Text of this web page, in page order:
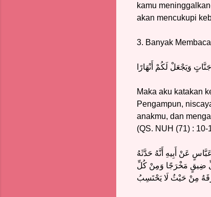
kamu
akan mencukupi
3. Banyak
وَيَجْعَلْ لَكُمْ أَنْهَارًا
Maka aku katakan
Pengampun,
anakmu, dan
(QS. NUH (71) : 10-
عَنْ أَبِيهِ أَنَّهُ حَدَّثَهُ
ضِيقٍ مَخْرَجًا وَمِنْ كُلِّ
مِنْ حَيْثُ لَا يَحْتَسِبُ